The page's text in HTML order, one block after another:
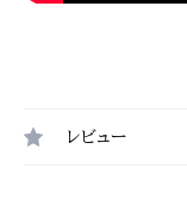
レビュー